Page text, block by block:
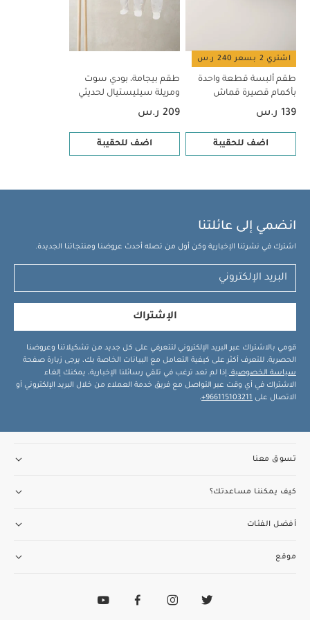
اشتري 2 بسعر 240 ر.س
طقم ألبسة قطعة واحدة
بأكمام قصيرة قماش
عضوي بلون أبيض - 5 قطع
139 ر.س
اضف للحقيبة
طقم بيجامة، بودي سوت
ومريلة سيليستيال لحديثي
الولادة، 5 قطع
209 ر.س
اضف للحقيبة
انضمي إلى عائلتنا
اشترك في نشرتنا الإخبارية وكن أول من تصله أحدث عروضنا ومنتجاتنا الجديدة.
الإشتراك
قومي بالاشتراك عبر البريد الإلكتروني لتتعرفي على كل جديد من تشكيلاتنا وعروضنا
الحصرية. للتعرف أكثر على كيفية التعامل مع البيانات الخاصة بك، يرجى زيارة صفحة
سياسة الخصوصية .إذا لم تعد ترغب في تلقي رسائلنا الإخبارية، يمكنك إلغاء
الاشتراك في أي وقت عبر التواصل مع فريق خدمة العملاء من خلال البريد الإلكتروني أو
الاتصال على 966115103211+
.
تسوق معنا
كيف يمكننا مساعدتك؟
أفضل الفئات
موقع